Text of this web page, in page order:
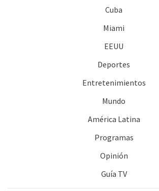
Cuba
Miami
EEUU
Deportes
Entretenimientos
Mundo
América Latina
Programas
Opinión
Guía TV